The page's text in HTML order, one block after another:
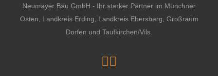
Neumayer Bau GmbH - Ihr starker Partner im Münchner
Osten, Landkreis Erding, Landkreis Ebersberg, Großraum
Dorfen und Taufkirchen/Vils.